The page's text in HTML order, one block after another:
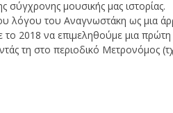
σύγχρονης μουσικής μας ιστορίας.
λόγου του Αναγνωστάκη ως μια
το 2018 να επιμεληθούμε μια
τη στο περιοδικό Μετρονόμος